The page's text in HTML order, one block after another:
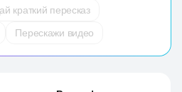
краткий пересказ
Перескажи видео